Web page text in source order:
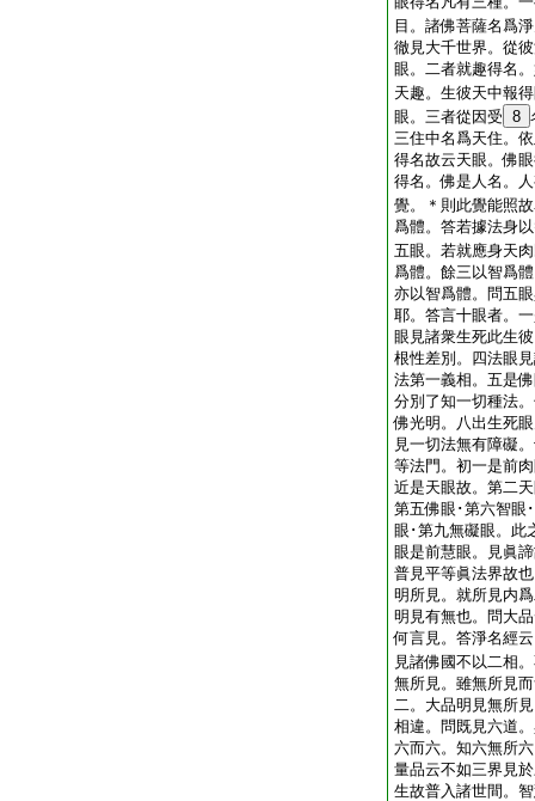
目。諸佛菩薩名爲
徹見大千世界。從
眼。二者就趣得名
天趣。生彼天中報
眼。三者從因受 8
三住中名爲天住。
得名故云天眼。佛
得名。佛是人名。
覺。＊則此覺能照
爲體。答若據法身
五眼。若就應身天
爲體。餘三以智爲
亦以智爲體。問五
耶。答言十眼者。
眼見諸衆生死此生
根性差別。四法眼
法第一義相。五是
分別了知一切種法
佛光明。八出生死
見一切法無有障礙
等法門。初一是前
近是天眼故。第二
第五佛眼･第六智眼
眼･第九無礙眼。此
眼是前慧眼。見眞
普見平等眞法界故
明所見。就所見内
明見有無也。問大
何言見。答淨名經
見諸佛國不以二相
無所見。雖無所見
二。大品明見無所
相違。問既見六道
六而六。知六無所
量品云不如三界見
生故普入諸世間。